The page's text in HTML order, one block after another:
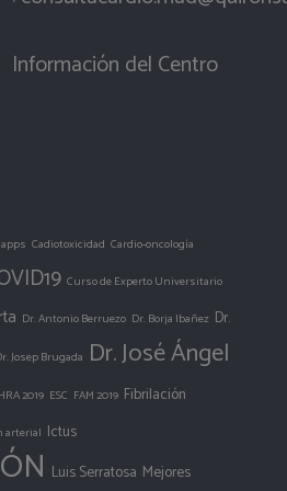
Información del Centro
apps Cadiotoxicidad Cardio-oncología
Curso de Experto Universitario
Dr. Antonio Berruezo Dr. Borja Ibañez Dr.
Josep Brugada Dr. José Ángel
2019 ESC FAM 2019 Fibrilación
arterial Ictus
Luis Serratosa Mejores